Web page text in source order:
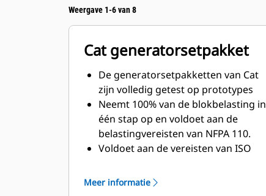
Weergave 1-6 van 8
Cat generatorsetpakket
De generatorsetpakketten van Cat
zijn volledig getest op prototypes
Neemt 100% van de blokbelasting in
één stap op en voldoet aan de
belastingvereisten van NFPA 110.
Voldoet aan de vereisten van ISO
reactie op piekbelasting
Meer informatie